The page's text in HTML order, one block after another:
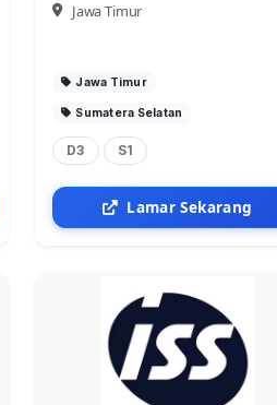
Jawa Timur
Jawa Timur
Sumatera Selatan
D3 S1
Lamar Sekarang